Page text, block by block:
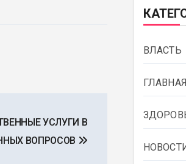
УСЛУГИ В
ВОПРОСОВ
ВЛАСТЬ